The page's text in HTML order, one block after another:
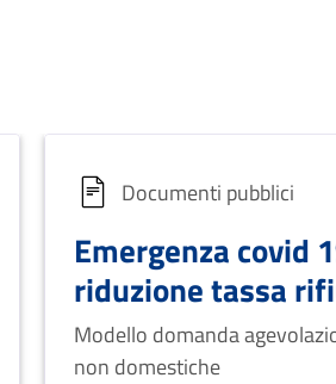
Documenti pubblici
Emergenza covid
riduzione tassa
non domestiche
Modello domanda
non domestiche